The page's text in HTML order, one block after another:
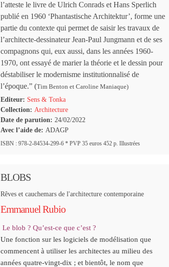
l’atteste le livre de Ulrich Conrads et Hans Sperlich
publié en 1960 ‘Phantastische Architektur’, forme une
partie du contexte qui permet de saisir les travaux de
l’architecte-dessinateur Jean-Paul Jungmann et de ses
compagnons qui, eux aussi, dans les années 1960-
1970, ont essayé de marier la théorie et le dessin pour
déstabiliser le modernisme institutionnalisé de
l’époque.” (Tim Benton et Caroline Maniaque)
Editeur: Sens & Tonka
Collection: Architecture
Date de parution: 24/02/2022
Avec l’aide de: ADAGP
ISBN : 978-2-84534-299-6 * PVP 35 euros 452 p. Illustrées
BLOBS
Rêves et cauchemars de l'architecture contemporaine
Emmanuel Rubio
Le blob ? Qu’est-ce que c’est ?
Une fonction sur les logiciels de modélisation que
commencent à utiliser les architectes au milieu des
années quatre-vingt-dix ; et bientôt, le nom que